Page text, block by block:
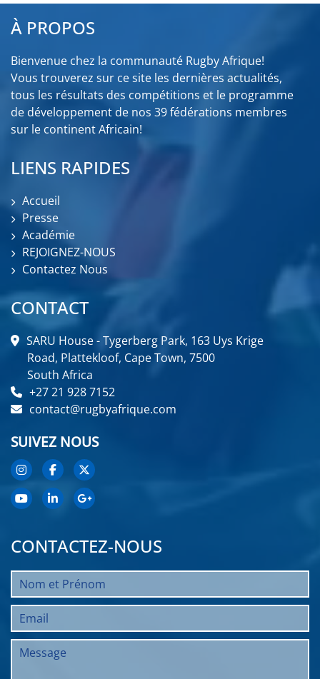
À PROPOS
Bienvenue chez la communauté Rugby Afrique!
Vous trouverez sur ce site les dernières actualités,
tous les résultats des compétitions et le programme
de développement de nos 39 fédérations membres
sur le continent Africain!
LIENS RAPIDES
Accueil
Presse
Académie
REJOIGNEZ-NOUS
Contactez Nous
CONTACT
SARU House - Tygerberg Park, 163 Uys Krige
Road, Plattekloof, Cape Town, 7500
South Africa
+27 21 928 7152
contact@rugbyafrique.com
SUIVEZ NOUS
CONTACTEZ-NOUS